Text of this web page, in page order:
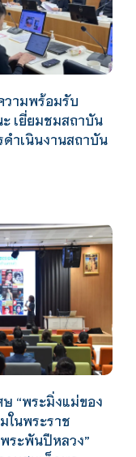
วามพร้อมรับ
เยี่ยมชมสถาบัน
ำเนินงานสถาบัน
“พระมิ่งแม่ของ
ในพระราช
ระพันปีหลวง”